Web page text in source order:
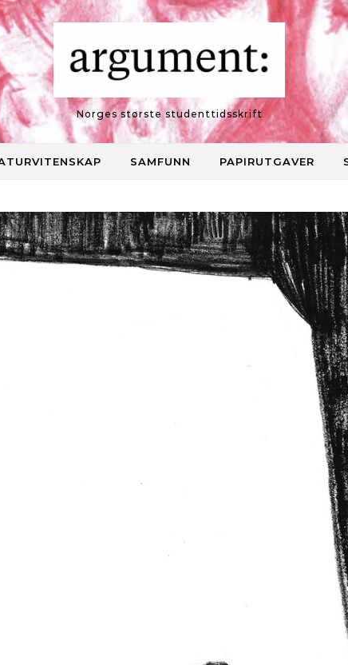
Norges største studenttidsskrift
SAMFUNN PAPIRUTGAVER